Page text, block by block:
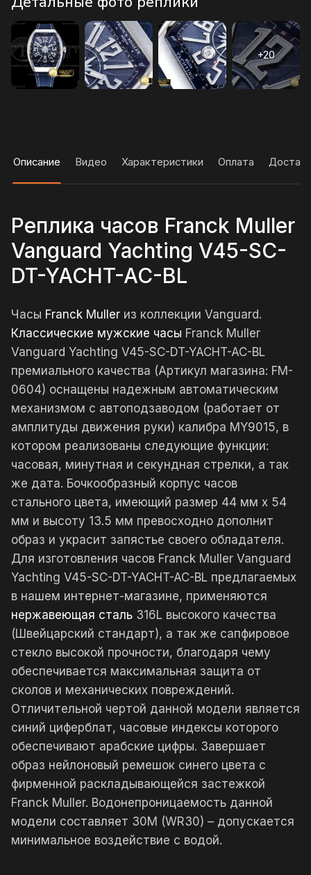
Описание Видео Характеристики Оплата
Реплика часов Franck Muller
Vanguard Yachting V45-SC-
DT-YACHT-AC-BL
Часы Franck Muller из коллекции Vanguard.
Классические мужские часы Franck Muller
Vanguard Yachting V45-SC-DT-YACHT-AC-BL
премиального качества (Артикул магазина: FM-
0604) оснащены надежным автоматическим
механизмом с автоподзаводом (работает от
амплитуды движения руки) калибра MY9015, в
котором реализованы следующие функции:
часовая, минутная и секундная стрелки, а так
же дата. Бочкообразный корпус часов
стального цвета, имеющий размер 44 мм x 54
мм и высоту 13.5 мм превосходно дополнит
образ и украсит запястье своего обладателя.
Для изготовления часов Franck Muller Vanguard
Yachting V45-SC-DT-YACHT-AC-BL предлагаемых
в нашем интернет-магазине, применяются
нержавеющая сталь 316L высокого качества
(Швейцарский стандарт), а так же сапфировое
стекло высокой прочности, благодаря чему
обеспечивается максимальная защита от
сколов и механических повреждений.
Отличительной чертой данной модели является
синий циферблат, часовые индексы которого
обеспечивают арабские цифры. Завершает
образ нейлоновый ремешок синего цвета с
фирменной раскладывающейся застежкой
Franck Muller. Водонепроницаемость данной
модели составляет 30М (WR30) – допускается
минимальное воздействие с водой.